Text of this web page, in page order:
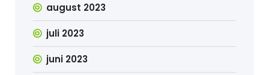
august 2023
juli 2023
juni 2023